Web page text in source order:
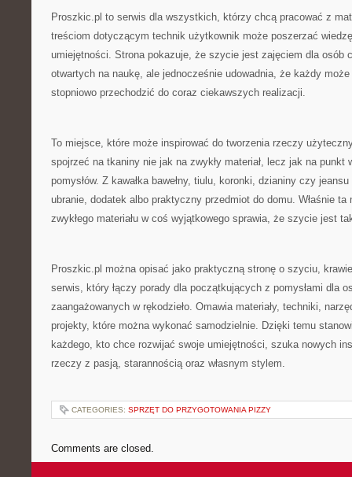
Proszkic.pl to serwis dla wszystkich, którzy chcą pracować z
treściom dotyczącym technik użytkownik może poszerzać
umiejętności. Strona pokazuje, że szycie jest zajęciem dla osób
otwartych na naukę, ale jednocześnie udowadnia, że każdy
stopniowo przechodzić do coraz ciekawszych realizacji.
To miejsce, które może inspirować do tworzenia rzeczy
spojrzeć na tkaniny nie jak na zwykły materiał, lecz jak na punkt
pomysłów. Z kawałka bawełny, tiulu, koronki, dzianiny czy
ubranie, dodatek albo praktyczny przedmiot do domu. Właśnie
zwykłego materiału w coś wyjątkowego sprawia, że szycie jest
Proszkic.pl można opisać jako praktyczną stronę o szyciu,
serwis, który łączy porady dla początkujących z pomysłami dla
zaangażowanych w rękodzieło. Omawia materiały, techniki,
projekty, które można wykonać samodzielnie. Dzięki temu
każdego, kto chce rozwijać swoje umiejętności, szuka nowych
rzeczy z pasją, starannością oraz własnym stylem.
CATEGORIES: SPRZĘT DO PRZYGOTOWANIA PIZZY
Comments are closed.